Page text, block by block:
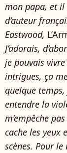
mon papa, et il
d’auteur
Eastwood,
J’adorais,
je pouvais
intrigues, ça
quelque
entendre la
m’empêche
cache les yeux
scènes. Pour le